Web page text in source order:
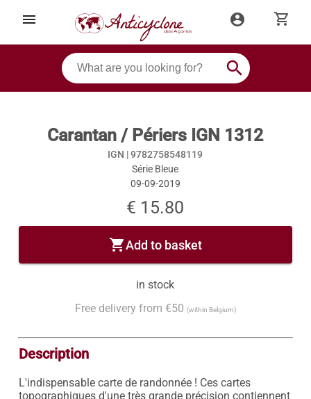
menu account_circle shopping_cart
search
Carantan / Périers IGN 1312
IGN |9782758548119
Série Bleue
09-09-2019
€ 15.80
shopping_cartAdd to basket
in stock
Free delivery from €50 (within Belgium)
Description
L'indispensable carte de randonnée ! Ces cartes
topographiques d'une très grande précision contiennent